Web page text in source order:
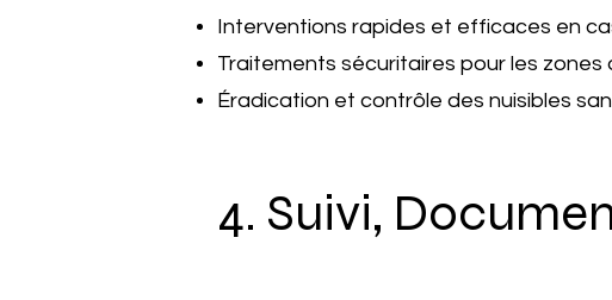
Interventions rapides et efficaces en
Traitements sécuritaires pour les
Éradication et contrôle des nuisibles
4. Suivi,